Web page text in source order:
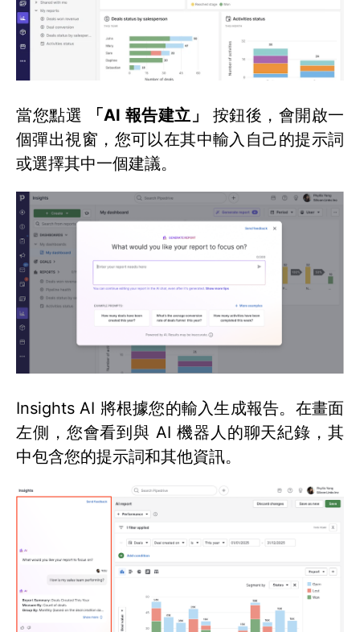
當您點選 「AI 報告建立」
按鈕後，會開啟一
個彈出視窗，您可以在其中輸入自己的提示詞
或選擇其中一個建議。
Insights AI 將根據您的輸入生成報告。在畫面
左側，您會看到與 AI 機器人的聊天紀錄，其
中包含您的提示詞和其他資訊。